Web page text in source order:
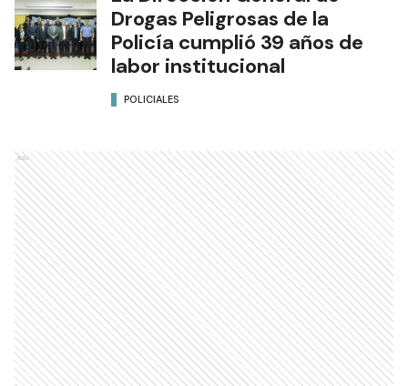
Drogas Peligrosas de la
Policía cumplió 39 años de
labor institucional
POLICIALES
Ads